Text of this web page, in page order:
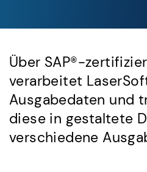
Über SAP®-
verarbeitet
Ausgabedaten und
diese in gestaltete
verschiedene